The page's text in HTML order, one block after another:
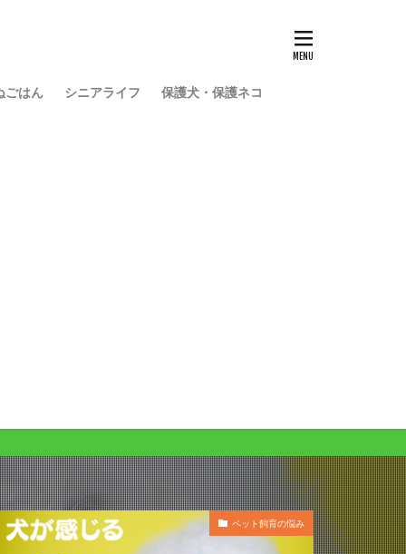
ごはん シニアライフ 保護犬・保護ネコ
ペット飼育の悩み